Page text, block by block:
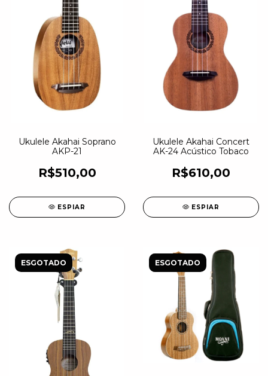
Ukulele Akahai Soprano
AKP-21
R$510,00
ESPIAR
Ukulele Akahai Concert
AK-24 Acústico Tobaco
R$610,00
ESPIAR
ESGOTADO ESGOTADO